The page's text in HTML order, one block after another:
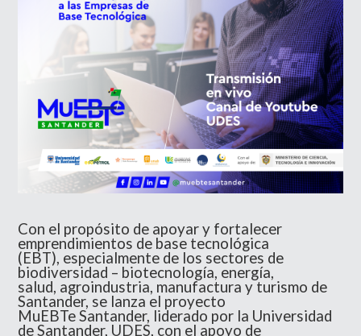
Con el propósito de apoyar y fortalecer
emprendimientos de base tecnológica
(EBT), especialmente de los sectores de
biodiversidad – biotecnología, energía,
salud, agroindustria, manufactura y turismo de
Santander, se lanza el proyecto
MuEBTe Santander, liderado por la Universidad
de Santander, UDES, con el apoyo de